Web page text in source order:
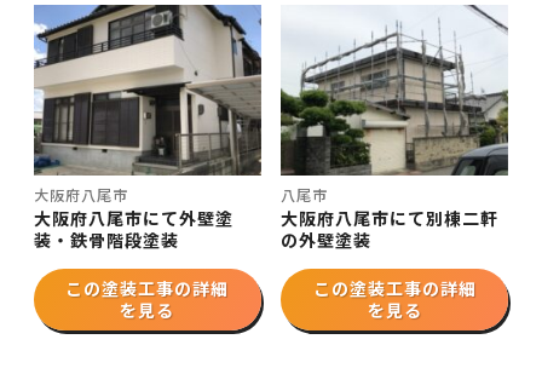
大阪府八尾市
大阪府八尾市にて外壁塗
装・鉄骨階段塗装
この塗装工事の詳細
を見る
八尾市
大阪府八尾市にて別棟二軒
の外壁塗装
この塗装工事の詳細
を見る